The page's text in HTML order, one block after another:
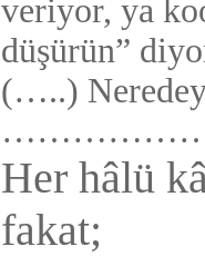
veriyor, ya
düşürün”
(…..)
Her hâlü
fakat;